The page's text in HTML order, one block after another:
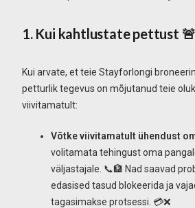
1. Kui kahtlustate pettust 🚨
Kui arvate, et teie Stayforlongi
petturlik tegevus on mõjutanud teie
viivitamatult:
Võtke viivitamatult ühendust
volitamata tehingust oma
väljastajale. 📞🏦 Nad saavad
edasised tasud blokeerida ja
tagasimakse protsessi. 💳❌